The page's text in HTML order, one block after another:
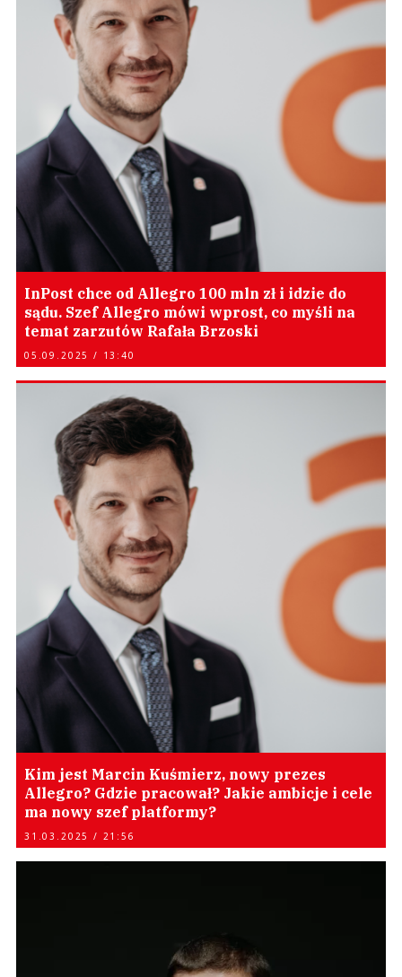
InPost chce od Allegro 100 mln zł i idzie do
sądu. Szef Allegro mówi wprost, co myśli na
temat zarzutów Rafała Brzoski
05.09.2025 / 13:40
Kim jest Marcin Kuśmierz, nowy prezes
Allegro? Gdzie pracował? Jakie ambicje i cele
ma nowy szef platformy?
31.03.2025 / 21:56